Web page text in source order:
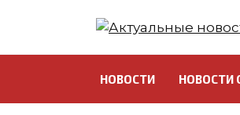
НОВОСТИ НОВОСТИ